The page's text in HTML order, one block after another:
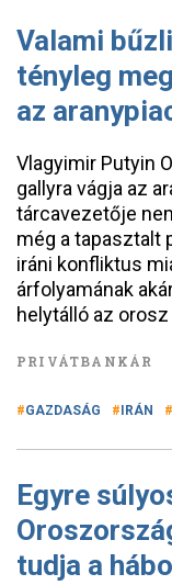
Valami
tényleg
az
Vlagyimir Putyin
gallyra vágja az
tárcavezetője
még a tapasztalt
iráni konfliktus
árfolyamának
helytálló az
PRIVÁTBANKÁR
GAZDASÁG IRÁN
Egyre
tudja a